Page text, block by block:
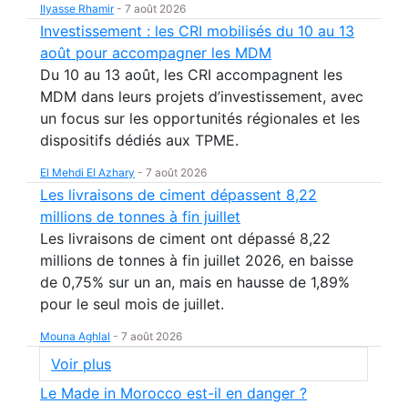
Ilyasse Rhamir- 7 août 2026
Investissement : les CRI mobilisés du 10 au 13
août pour accompagner les MDM
Du 10 au 13 août, les CRI accompagnent les
MDM dans leurs projets d’investissement, avec
un focus sur les opportunités régionales et les
dispositifs dédiés aux TPME.
El Mehdi El Azhary - 7 août 2026
Les livraisons de ciment dépassent 8,22
millions de tonnes à fin juillet
Les livraisons de ciment ont dépassé 8,22
millions de tonnes à fin juillet 2026, en baisse
de 0,75% sur un an, mais en hausse de 1,89%
pour le seul mois de juillet.
Mouna Aghlal - 7 août 2026
Voir plus
Le Made in Morocco est-il en danger ?